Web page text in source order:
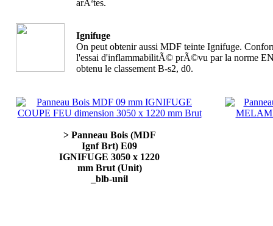
arÃªtes.
Ignifuge
On peut obtenir aussi MDF teinte Ignifuge.
l'essai d'inflammabilitÃ© prÃ©vu par la norme
obtenu le classement B-s2, d0.
> Panneau Bois (MDF
Ignf Brt) E09
IGNIFUGE 3050 x 1220
mm Brut (Unit)
_blb-unil